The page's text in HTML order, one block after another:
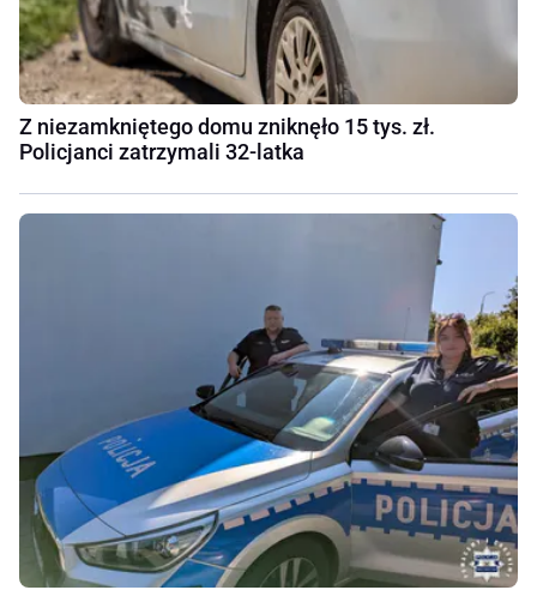
Z niezamkniętego domu zniknęło 15 tys. zł.
Policjanci zatrzymali 32-latka